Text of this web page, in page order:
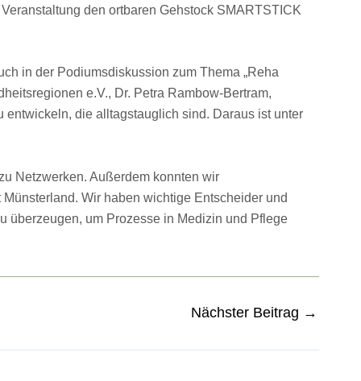
den ortbaren Gehstock SMARTSTICK
in der Podiumsdiskussion zum Thema „Reha
e.V., Dr. Petra Rambow-Bertram,
entwickeln, die alltagstauglich sind. Daraus ist unter
Netzwerken. Außerdem konnten wir
Wir haben wichtige Entscheider und
überzeugen, um Prozesse in Medizin und Pflege
Nächster Beitrag →